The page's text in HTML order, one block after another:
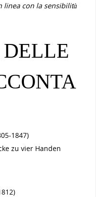
linea con la sensibilità
1847)
zu vier Handen